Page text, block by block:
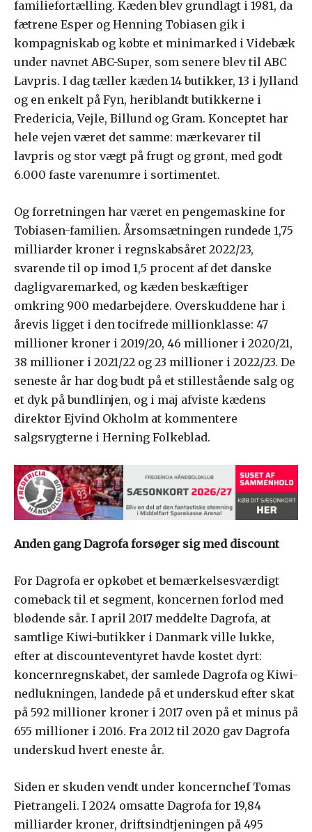
familiefortælling. Kæden blev grundlagt i 1981, da
fætrene Esper og Henning Tobiasen gik i
kompagniskab og købte et minimarked i Videbæk
under navnet ABC-Super, som senere blev til ABC
Lavpris. I dag tæller kæden 14 butikker, 13 i Jylland
og en enkelt på Fyn, heriblandt butikkerne i
Fredericia, Vejle, Billund og Gram. Konceptet har
hele vejen været det samme: mærkevarer til
lavpris og stor vægt på frugt og grønt, med godt
6.000 faste varenumre i sortimentet.
Og forretningen har været en pengemaskine for
Tobiasen-familien. Årsomsætningen rundede 1,75
milliarder kroner i regnskabsåret 2022/23,
svarende til op imod 1,5 procent af det danske
dagligvaremarked, og kæden beskæftiger
omkring 900 medarbejdere. Overskuddene har i
årevis ligget i den tocifrede millionklasse: 47
millioner kroner i 2019/20, 46 millioner i 2020/21,
38 millioner i 2021/22 og 23 millioner i 2022/23. De
seneste år har dog budt på et stillestående salg og
et dyk på bundlinjen, og i maj afviste kædens
direktør Ejvind Okholm at kommentere
salgsrygterne i Herning Folkeblad.
Anden gang Dagrofa forsøger sig med discount
For Dagrofa er opkøbet et bemærkelsesværdigt
comeback til et segment, koncernen forlod med
blødende sår. I april 2017 meddelte Dagrofa, at
samtlige Kiwi-butikker i Danmark ville lukke,
efter at discounteventyret havde kostet dyrt:
koncernregnskabet, der samlede Dagrofa og Kiwi-
nedlukningen, landede på et underskud efter skat
på 592 millioner kroner i 2017 oven på et minus på
655 millioner i 2016. Fra 2012 til 2020 gav Dagrofa
underskud hvert eneste år.
Siden er skuden vendt under koncernchef Tomas
Pietrangeli. I 2024 omsatte Dagrofa for 19,84
milliarder kroner, driftsindtjeningen på 495